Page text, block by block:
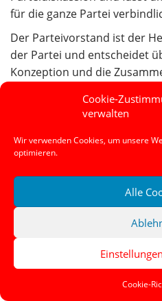
Cookie-
verwalten
Wir verwenden Cookies, um unsere
optimieren.
Alle
Cookie-
für die ganze Partei
Der Parteivorstand ist der
der Partei und entscheidet
Konzeption und die
Er entscheidet über den
zur Realisierung seiner
Artikel 9
Sekretariate
Kreis-, Bezirks- bzw.
Parteivorstand wählen
Sprecher/innen bzw. die
stellvertretenden
in denen die zahlenmäßige